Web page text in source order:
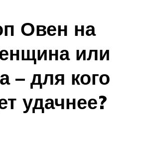
Овен на
или
– для кого
удачнее?